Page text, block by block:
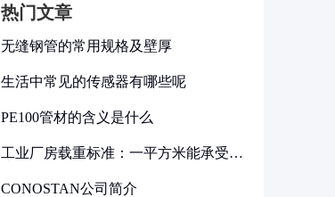
热门文章
无缝钢管的常用规格及壁厚
生活中常见的传感器有哪些呢
PE100管材的含义是什么
工业厂房载重标准：一平方米能承受多
CONOSTAN公司简介